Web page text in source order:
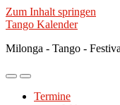
Zum Inhalt springen
Tango Kalender
Milonga - Tango -
Mobile-
ein-/ausblenden
Suchfeld
ein-/ausblenden
Termine